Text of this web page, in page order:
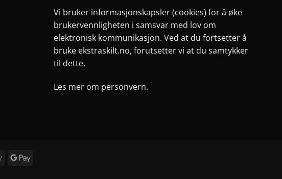
Vi bruker informasjonskapsler (cookies) for å øke
brukervennligheten i samsvar med lov om
elektronisk kommunikasjon. Ved at du fortsetter å
bruke ekstraskilt.no, forutsetter vi at du samtykker
til dette.
Les mer om personvern.
Apple
Google